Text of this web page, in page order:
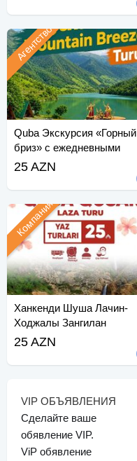
Quba Экскурсия «Горный
бриз» с ежедневными
отправлениями.
Агентство
25 AZN
Ханкенди Шуша Лачин-
Ходжалы Зангилан
Джебраильский тур
Компания
25 AZN
VIP ОБЪЯВЛЕНИЯ
Сделайте ваше
обявление VIP.
ViP обявление